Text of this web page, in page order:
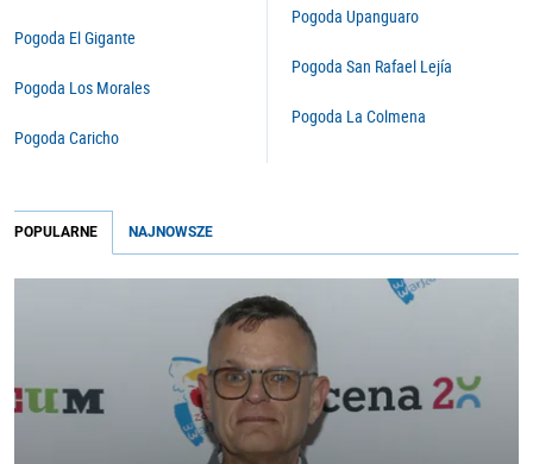
Pogoda El Gigante
Pogoda Los Morales
Pogoda Caricho
Pogoda Upanguaro
Pogoda San Rafael Lejía
Pogoda La Colmena
POPULARNE NAJNOWSZE